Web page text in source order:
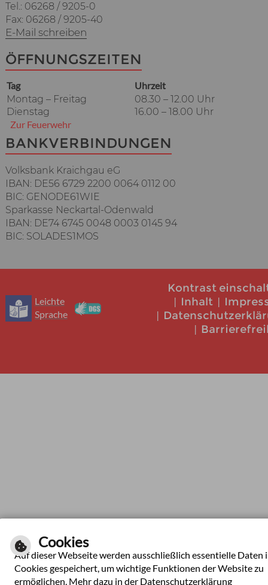
Tel.: 06268 / 9205-0
Fax: 06268 / 9205-40
E-Mail schreiben
ÖFFNUNGSZEITEN
Tag
Uhrzeit
Montag – Freitag
08.30 – 12.00 Uhr
Dienstag
16.00 – 18.00 Uhr
Zur Feuerwehr
BANKVERBINDUNGEN
Volksbank Kraichgau eG
IBAN: DE56 6729 2200 0064 0112 00
BIC: GENODE61WIE
Sparkasse Neckartal-Odenwald
IBAN: DE74 6745 0048 0003 0145 94
BIC: SOLADES1MOS
Leichte
Sprache
Kontrast
Inhalt
Cookies
Auf dieser Webseite werden ausschließlich essentielle Daten
Cookies gespeichert, um wichtige Funktionen der Website zu
ermöglichen. Mehr dazu in der Datenschutzerklärung